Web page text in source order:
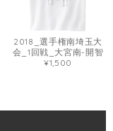
2018_選手権南埼玉大
会_1回戦_大宮南-開智
¥1,500